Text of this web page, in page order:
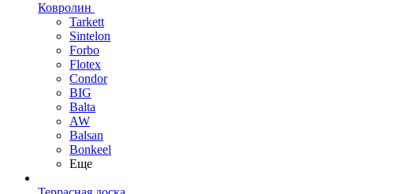
Ковролин
Tarkett
Sintelon
Forbo
Flotex
Condor
BIG
Balta
AW
Balsan
Bonkeel
Еще